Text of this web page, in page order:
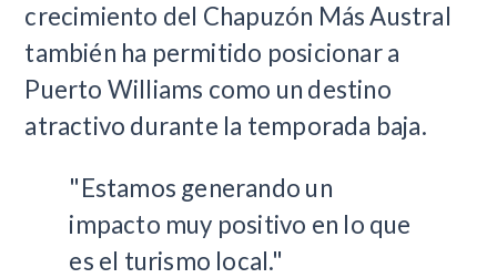
crecimiento del Chapuzón Más Austral
también ha permitido posicionar a
Puerto Williams como un destino
atractivo durante la temporada baja.
"Estamos generando un
impacto muy positivo en lo que
es el turismo local."